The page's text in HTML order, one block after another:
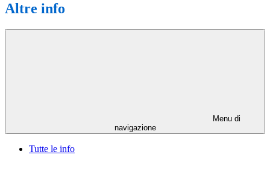
Altre info
Menu di
navigazione
Tutte le info